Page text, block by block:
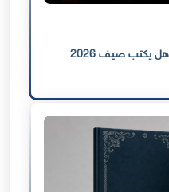
كهرباء عدن تحت مقصلة «العجز»: هل يكتب صيف 2026